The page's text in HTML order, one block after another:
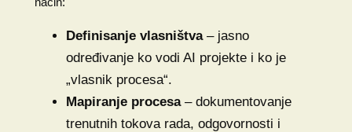
Definisanje vlasništva– jasno
određivanje ko vodi AI projekte i ko je
„vlasnik procesa“.
Mapiranje procesa– dokumentovanje
trenutnih tokova rada, odgovornosti i